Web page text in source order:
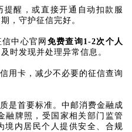
醒，或直接开通自动扣款服
，守护征信完好。
中心官网 免费查询1-2次个人
时发现并处理异常信息。
用卡，减少不必要的征信查询
是首要标准。中邮消费金融成
融牌照，受国家相关部门监管
境内居民个人提供安全、合规